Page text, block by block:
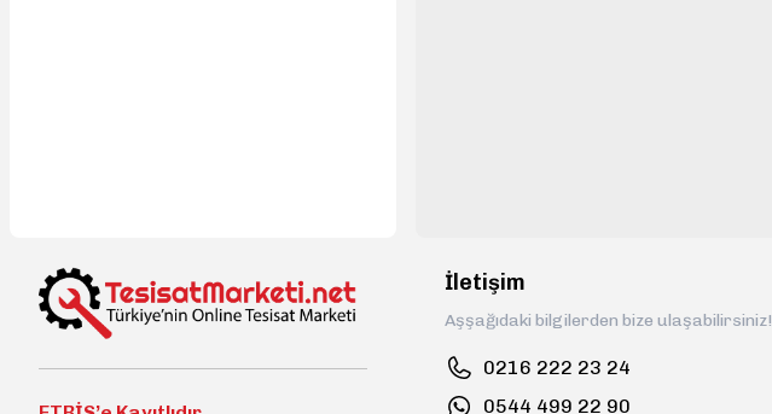
İletişim
Aşşağıdaki bilgilerden bize ulaşabilirsiniz!
0216 222 23 24
0544 499 22 90